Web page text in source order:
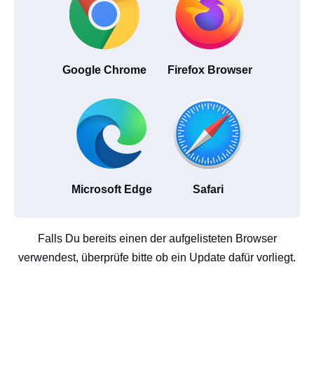
Google Chrome Firefox Browser
Microsoft Edge Safari
Falls Du bereits einen der aufgelisteten Browser
verwendest, überprüfe bitte ob ein Update dafür vorliegt.